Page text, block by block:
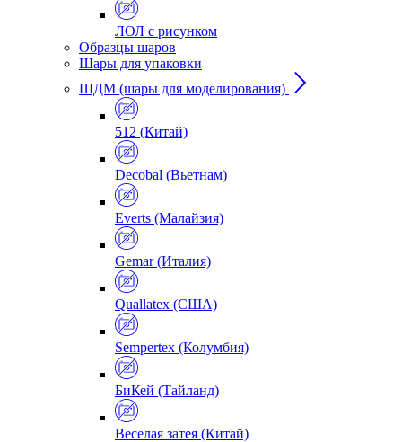
ЛОЛ с рисунком
Образцы шаров
Шары для упаковки
ШДМ (шары для моделирования)
512 (Китай)
Decobal (Вьетнам)
Everts (Малайзия)
Gemar (Италия)
Quallatex (США)
Sempertex (Колумбия)
БиКей (Тайланд)
Веселая затея (Китай)